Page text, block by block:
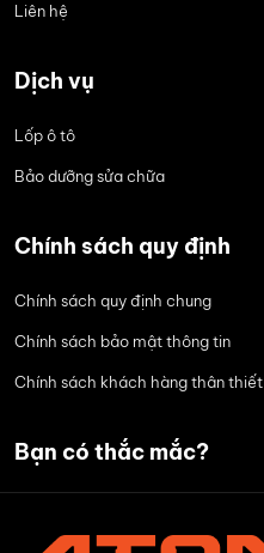
Liên hệ
Dịch vụ
Lốp ô tô
Bảo dưỡng sửa chữa
Chính sách quy định
Chính sách quy định chung
Chính sách bảo mật thông tin
Chính sách khách hàng thân thiết
Bạn có thắc mắc?